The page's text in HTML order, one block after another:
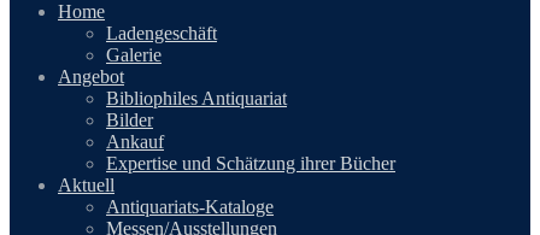
Home
Ladengeschäft
Galerie
Angebot
Bibliophiles Antiquariat
Bilder
Ankauf
Expertise und Schätzung ihrer Bücher
Aktuell
Antiquariats-Kataloge
Messen/Ausstellungen